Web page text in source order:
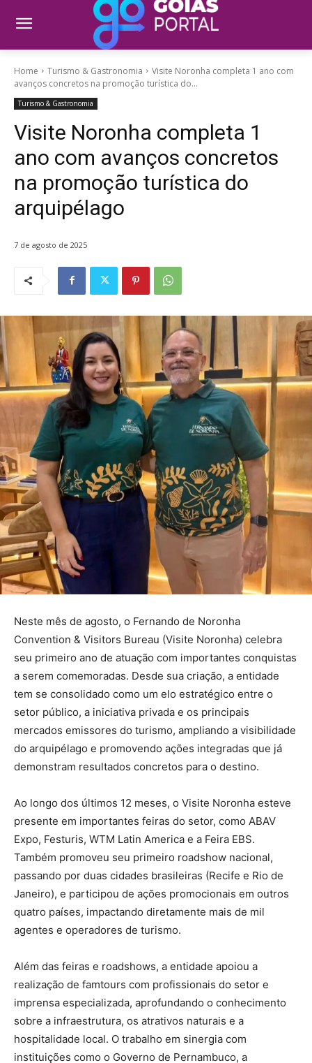
Home Turismo & Gastronomia
Visite Noronha completa 1 ano com
avanços concretos na promoção turística do...
Turismo & Gastronomia
Visite Noronha completa 1
ano com avanços concretos
na promoção turística do
arquipélago
7 de agosto de 2025
Neste mês de agosto, o Fernando de Noronha
Convention & Visitors Bureau (Visite Noronha) celebra
seu primeiro ano de atuação com importantes conquistas
a serem comemoradas. Desde sua criação, a entidade
tem se consolidado como um elo estratégico entre o
setor público, a iniciativa privada e os principais
mercados emissores do turismo, ampliando a visibilidade
do arquipélago e promovendo ações integradas que já
demonstram resultados concretos para o destino.
Ao longo dos últimos 12 meses, o Visite Noronha esteve
presente em importantes feiras do setor, como ABAV
Expo, Festuris, WTM Latin America e a Feira EBS.
Também promoveu seu primeiro roadshow nacional,
passando por duas cidades brasileiras (Recife e Rio de
Janeiro), e participou de ações promocionais em outros
quatro países, impactando diretamente mais de mil
agentes e operadores de turismo.
Além das feiras e roadshows, a entidade apoiou a
realização de famtours com profissionais do setor e
imprensa especializada, aprofundando o conhecimento
sobre a infraestrutura, os atrativos naturais e a
hospitalidade local. O trabalho em sinergia com
instituições como o Governo de Pernambuco, a